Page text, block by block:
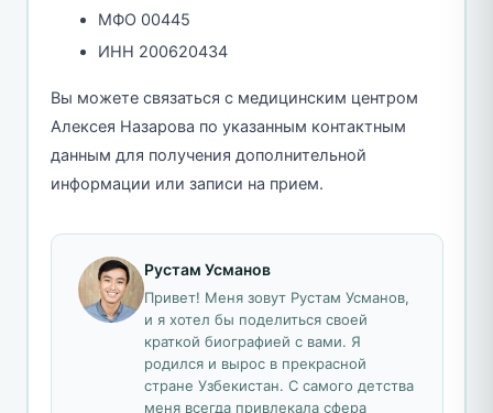
МФО 00445
ИНН 200620434
Вы можете связаться с медицинским центром
Алексея Назарова по указанным контактным
данным для получения дополнительной
информации или записи на прием.
Рустам Усманов
Привет! Меня зовут Рустам Усманов,
и я хотел бы поделиться своей
краткой биографией с вами. Я
родился и вырос в прекрасной
стране Узбекистан. С самого детства
меня всегда привлекала сфера